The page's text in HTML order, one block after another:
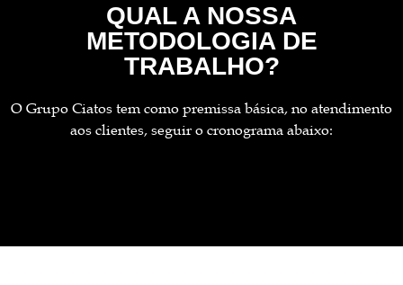
QUAL A NOSSA
METODOLOGIA DE
TRABALHO?
O Grupo Ciatos tem como premissa básica, no atendimento
aos clientes, seguir o cronograma abaixo: